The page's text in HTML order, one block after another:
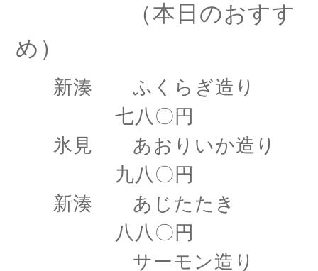
（本日のおすす
め）
新湊 ふくらぎ造り
七八〇円
氷見 あおりいか造り
九八〇円
新湊 あじたたき
八八〇円
サーモン造り